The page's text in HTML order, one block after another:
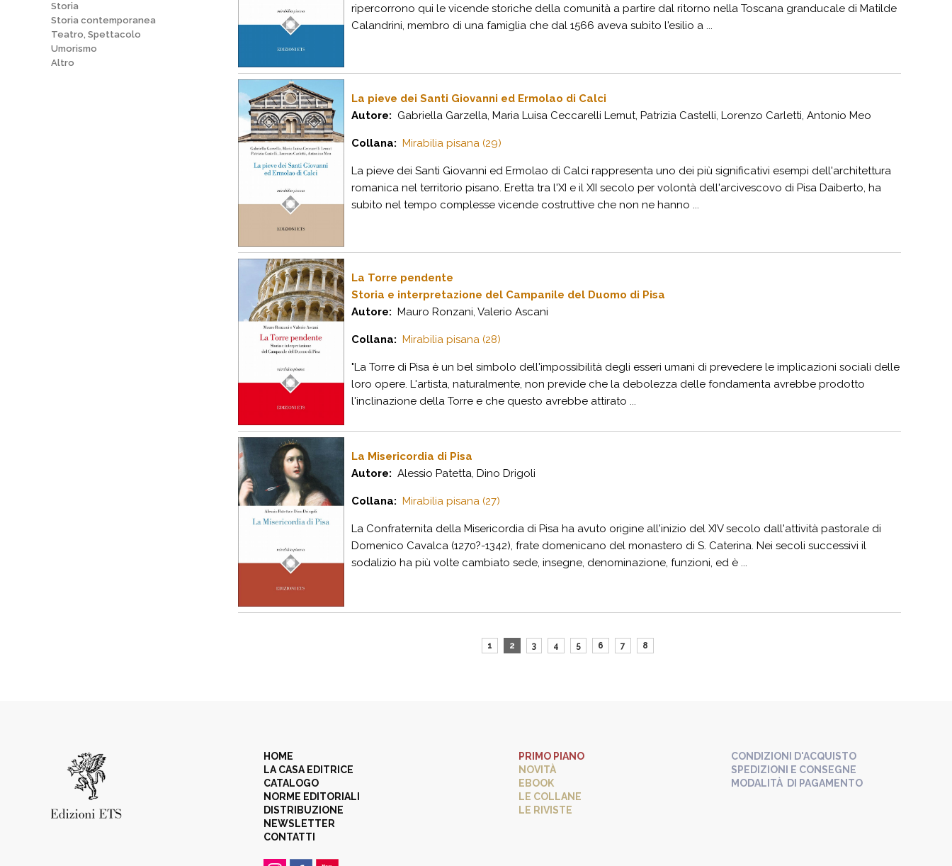
Storia
Storia contemporanea
Teatro, Spettacolo
Umorismo
Altro
ripercorrono qui le vicende storiche della comunità a partire dal ritorno nella Toscana granducale di Matilde
Calandrini, membro di una famiglia che dal 1566 aveva subito l'esilio a ...
La pieve dei Santi Giovanni ed Ermolao di Calci
Autore: Gabriella Garzella, Maria Luisa Ceccarelli Lemut, Patrizia Castelli, Lorenzo Carletti, Antonio Meo
Collana: Mirabilia pisana (29)
La pieve dei Santi Giovanni ed Ermolao di Calci rappresenta uno dei più significativi esempi dell'architettura
romanica nel territorio pisano. Eretta tra l'XI e il XII secolo per volontà dell'arcivescovo di Pisa Daiberto, ha
subito nel tempo complesse vicende costruttive che non ne hanno ...
La Torre pendente
Storia e interpretazione del Campanile del Duomo di Pisa
Autore: Mauro Ronzani, Valerio Ascani
Collana: Mirabilia pisana (28)
"La Torre di Pisa è un bel simbolo dell'impossibilità degli esseri umani di prevedere le implicazioni sociali delle
loro opere. L'artista, naturalmente, non previde che la debolezza delle fondamenta avrebbe prodotto
l'inclinazione della Torre e che questo avrebbe attirato ...
La Misericordia di Pisa
Autore: Alessio Patetta, Dino Drigoli
Collana: Mirabilia pisana (27)
La Confraternita della Misericordia di Pisa ha avuto origine all'inizio del XIV secolo dall'attività pastorale di
Domenico Cavalca (1270?-1342), frate domenicano del monastero di S. Caterina. Nei secoli successivi il
sodalizio ha più volte cambiato sede, insegne, denominazione, funzioni, ed è ...
1 2 3 4 5 6 7 8
HOME
LA CASA EDITRICE
CATALOGO
NORME EDITORIALI
DISTRIBUZIONE
NEWSLETTER
CONTATTI
PRIMO PIANO
NOVITÀ
EBOOK
LE COLLANE
LE RIVISTE
CONDIZIONI D'ACQUISTO
SPEDIZIONI E CONSEGNE
MODALITÀ DI PAGAMENTO